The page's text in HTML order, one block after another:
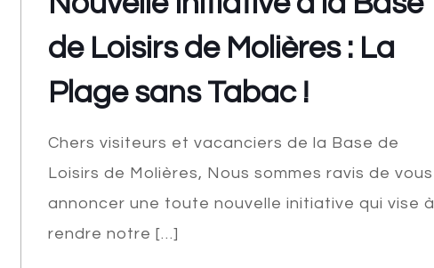
de Loisirs de Molières : La
Plage sans Tabac !
Chers visiteurs et vacanciers de la Base de
Loisirs de Molières, Nous sommes ravis de vous
annoncer une toute nouvelle initiative qui vise à
rendre notre […]